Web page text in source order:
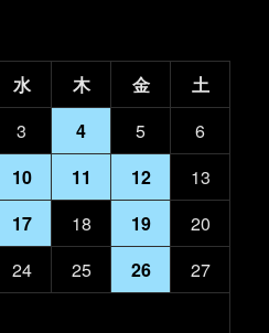
水 木 金
土
3 4 5
6
10 11 12
13
17 18 19
20
24 25 26
27